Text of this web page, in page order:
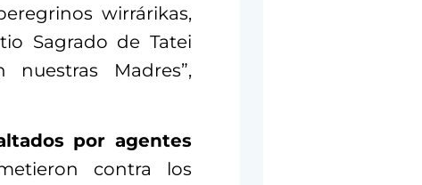
wirrárikas,
Sagrado de Tatei
Madres”,
por agentes
contra los